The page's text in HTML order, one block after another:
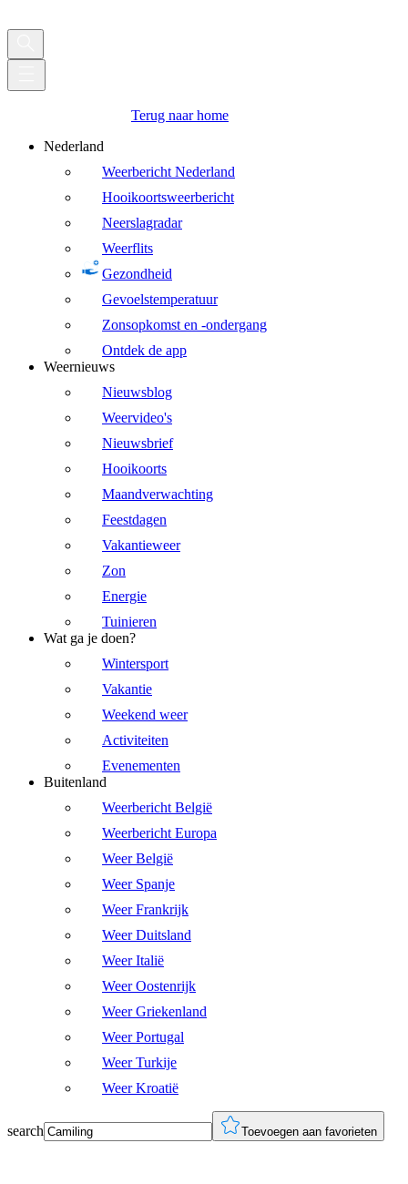
Terug naar home
Nederland
Weerbericht Nederland
Hooikoortsweerbericht
Neerslagradar
Weerflits
Gezondheid
Gevoelstemperatuur
Zonsopkomst en -ondergang
Ontdek de app
Weernieuws
Nieuwsblog
Weervideo's
Nieuwsbrief
Hooikoorts
Maandverwachting
Feestdagen
Vakantieweer
Zon
Energie
Tuinieren
Wat ga je doen?
Wintersport
Vakantie
Weekend weer
Activiteiten
Evenementen
Buitenland
Weerbericht België
Weerbericht Europa
Weer België
Weer Spanje
Weer Frankrijk
Weer Duitsland
Weer Italië
Weer Oostenrijk
Weer Griekenland
Weer Portugal
Weer Turkije
Weer Kroatië
search Toevoegen aan favorieten